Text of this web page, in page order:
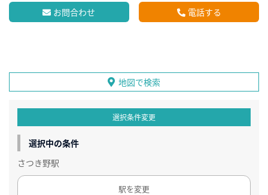
お問合わせ 電話する
地図で検索
選択条件変更
選択中の条件
さつき野駅
駅を変更